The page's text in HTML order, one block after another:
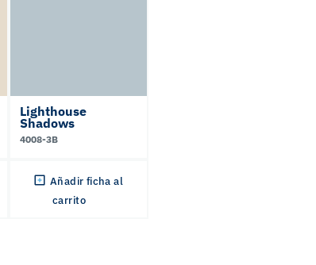
Lighthouse
Shadows
4008-3B
Añadir ficha al
carrito